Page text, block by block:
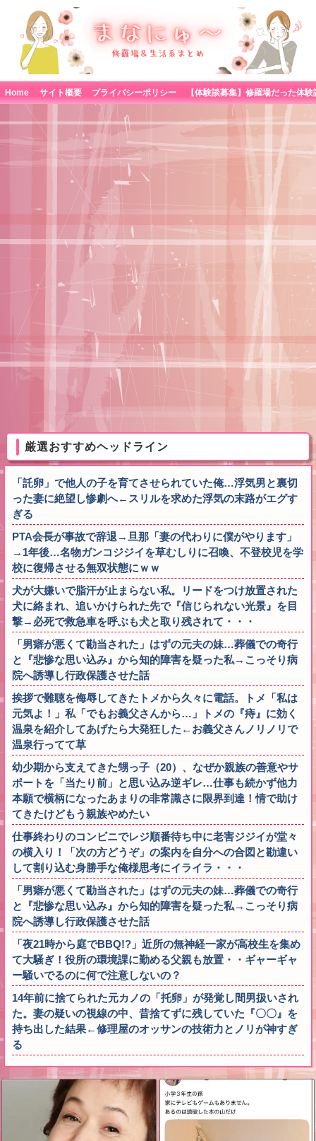
Home サイト概要 プライバシーポリシー
厳選おすすめヘッドライン
「託卵」で他人の子を育てさせられていた俺…浮気男と裏切
った妻に絶望し惨劇へ←スリルを求めた浮気の末路がエグす
ぎる
PTA会長が事故で辞退→旦那「妻の代わりに僕がやります」
→1年後…名物ガンコジジイを草むしりに召喚、不登校児を学
校に復帰させる無双状態にｗｗ
犬が大嫌いで脂汗が止まらない私。リードをつけ放置された
犬に絡まれ、追いかけられた先で『信じられない光景』を目
撃→必死で救急車を呼ぶも犬と取り残されて・・・
「男癖が悪くて勘当された」はずの元夫の妹…葬儀での奇行
と『悲惨な思い込み』から知的障害を疑った私→こっそり病
院へ誘導し行政保護させた話
挨拶で難聴を侮辱してきたトメから久々に電話。トメ「私は
元気よ！」私「でもお義父さんから…」トメの『痔』に効く
温泉を紹介してあげたら大発狂した←お義父さんノリノリで
温泉行ってて草
幼少期から支えてきた甥っ子（20）、なぜか親族の善意やサ
ポートを「当たり前」と思い込み逆ギレ…仕事も続かず他力
本願で横柄になったあまりの非常識さに限界到達！情で助け
てきたけどもう親族やめたい
仕事終わりのコンビニでレジ順番待ち中に老害ジジイが堂々
の横入り！「次の方どうぞ」の案内を自分への合図と勘違い
して割り込む身勝手な俺様思考にイライラ・・・
「男癖が悪くて勘当された」はずの元夫の妹…葬儀での奇行
と『悲惨な思い込み』から知的障害を疑った私→こっそり病
院へ誘導し行政保護させた話
「夜21時から庭でBBQ!?」近所の無神経一家が高校生を集め
て大騒ぎ！役所の環境課に勤める父親も放置・・ギャーギャ
ー騒いでるのに何で注意しないの？
14年前に捨てられた元カノの「托卵」が発覚し間男扱いされ
た。妻の疑いの視線の中、昔捨てずに残していた『〇〇』を
持ち出した結果←修理屋のオッサンの技術力とノリが神すぎ
る